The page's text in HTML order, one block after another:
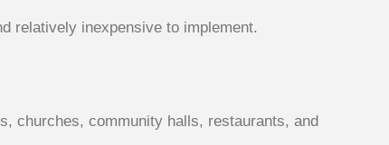
relatively inexpensive to implement.
churches, community halls, restaurants, and